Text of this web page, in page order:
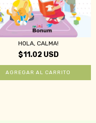
HOLA, CALMA!
$11.02 USD